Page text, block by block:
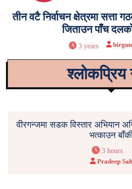
तीन वटै निर्वाचन क्षेत्रमा सत्ता
जिताउन पाँच
3 years
वीरगन्जमा सडक विस्तार अभियान
भत्काउन
3 hours
Pradeep Sah